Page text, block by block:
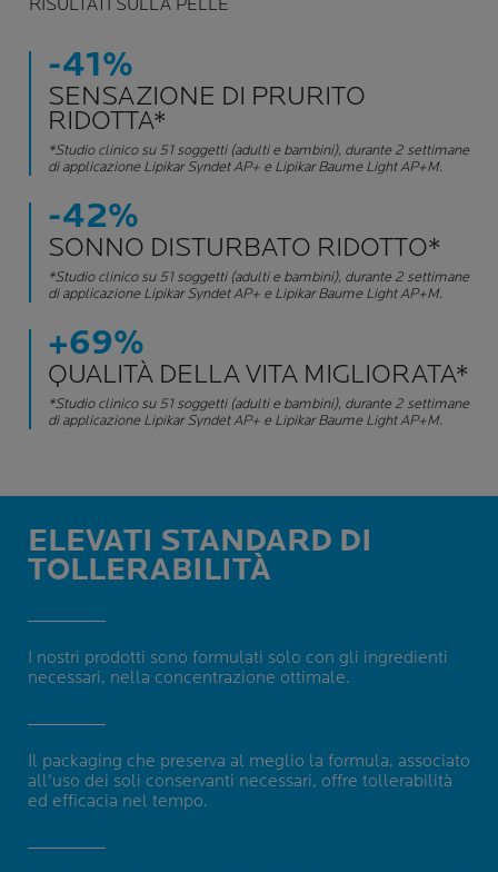
RISULTATI SULLA PELLE
-41%
SENSAZIONE DI PRURITO
RIDOTTA*
*Studio clinico su 51 soggetti (adulti e bambini), durante 2 settimane
di applicazione Lipikar Syndet AP+ e Lipikar Baume Light AP+M.
-42%
SONNO DISTURBATO RIDOTTO*
*Studio clinico su 51 soggetti (adulti e bambini), durante 2 settimane
di applicazione Lipikar Syndet AP+ e Lipikar Baume Light AP+M.
+69%
QUALITÀ DELLA VITA MIGLIORATA*
*Studio clinico su 51 soggetti (adulti e bambini), durante 2 settimane
di applicazione Lipikar Syndet AP+ e Lipikar Baume Light AP+M.
ELEVATI STANDARD DI
TOLLERABILITÀ
I nostri prodotti sono formulati solo con gli ingredienti
necessari, nella concentrazione ottimale.
Il packaging che preserva al meglio la formula, associato
all'uso dei soli conservanti necessari, offre tollerabilità
ed efficacia nel tempo.